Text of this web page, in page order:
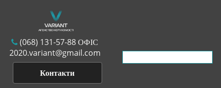
(068) 131-57-88 ОФІС
2020.variant@gmail.com
Контакти